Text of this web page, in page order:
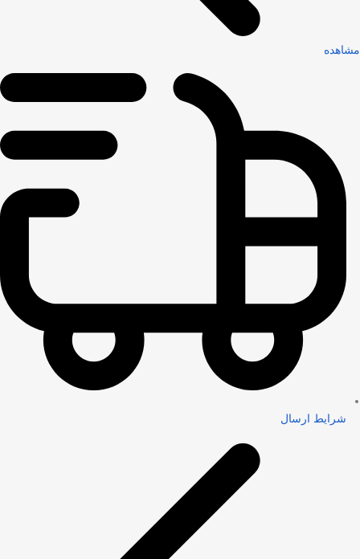
مشاهده
شرایط ارسال